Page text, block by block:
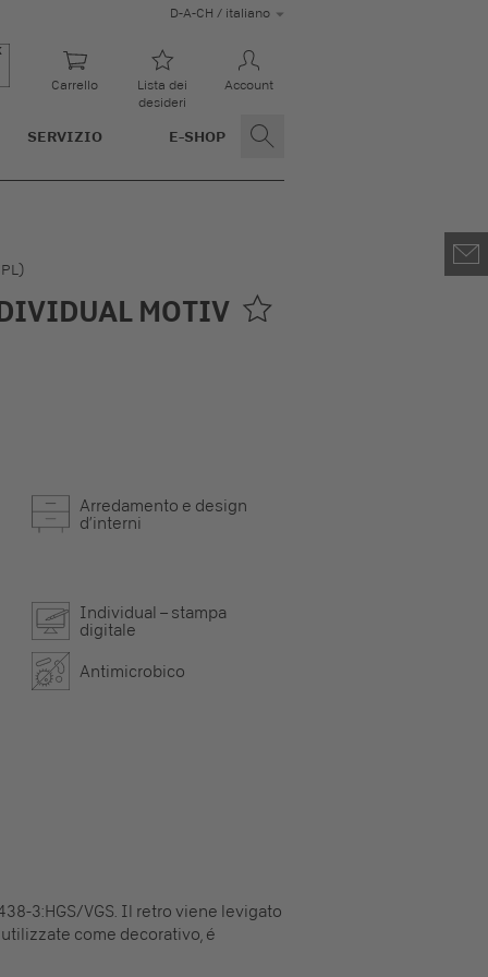
D-A-CH / italiano
Carrello
Lista dei
desideri
Account
SERVIZIO E-SHOP
MOTIV
Arredamento e design
d’interni
Individual – stampa
digitale
Antimicrobico
3:HGS/VGS. Il retro viene levigato
come decorativo, é